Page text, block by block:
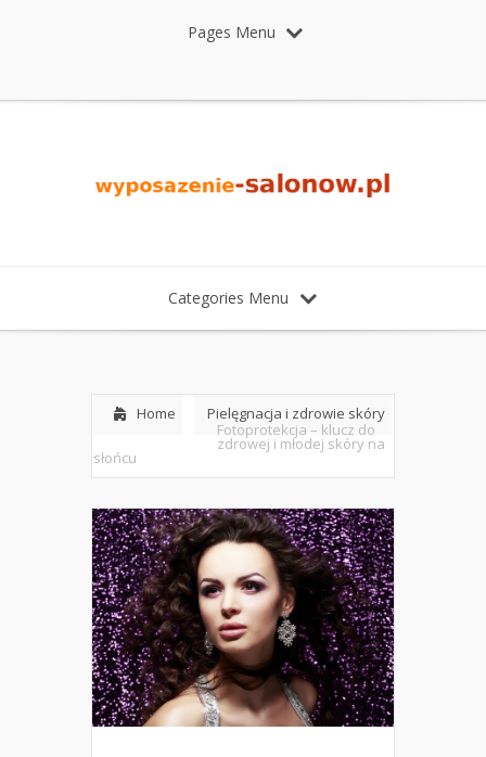
Pages Menu
Categories Menu
Home
Pielęgnacja i zdrowie skóry
Fotoprotekcja – klucz do
zdrowej i młodej skóry na
słońcu